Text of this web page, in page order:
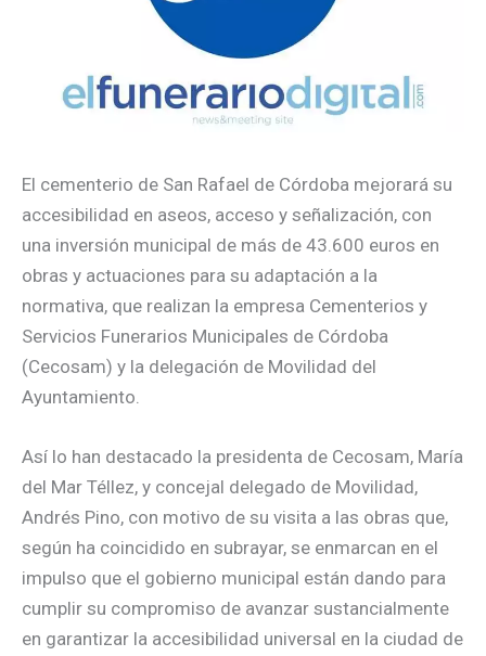
El cementerio de San Rafael de Córdoba mejorará su
accesibilidad en aseos, acceso y señalización, con
una inversión municipal de más de 43.600 euros en
obras y actuaciones para su adaptación a la
normativa, que realizan la empresa Cementerios y
Servicios Funerarios Municipales de Córdoba
(Cecosam) y la delegación de Movilidad del
Ayuntamiento.
Así lo han destacado la presidenta de Cecosam, María
del Mar Téllez, y concejal delegado de Movilidad,
Andrés Pino, con motivo de su visita a las obras que,
según ha coincidido en subrayar, se enmarcan en el
impulso que el gobierno municipal están dando para
cumplir su compromiso de avanzar sustancialmente
en garantizar la accesibilidad universal en la ciudad de